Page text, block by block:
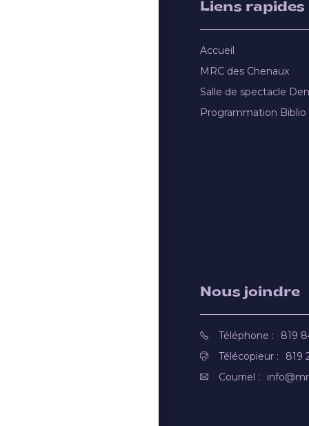
Liens rapides
Accueil
MRC des Chenaux
Salle de spectacle
Programmation Biblio
Nous joindre
Téléphone :
819
Télécopieur :
819
Courriel :